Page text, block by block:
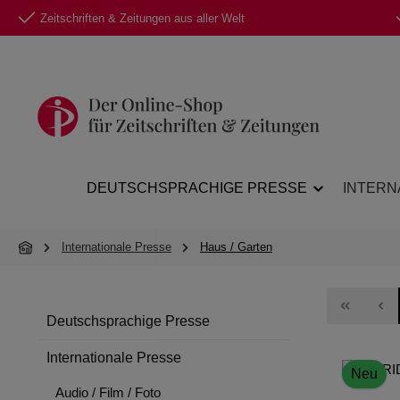
Hauptinhalt springen
Zur Suche springen
Zur Hauptnavigation springen
Zeitschriften & Zeitungen aus aller Welt
DEUTSCHSPRACHIGE PRESSE
Internationale Presse Haus / Garten
Deutschsprachige Presse
Internationale Presse
Audio / Film / Foto
Neu